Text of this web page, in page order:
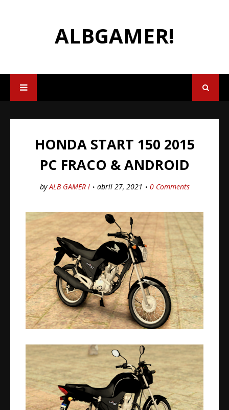
ALBGAMER!
HONDA START 150 2015
PC FRACO & ANDROID
by ALB GAMER ! abril 27, 2021 0 Comments